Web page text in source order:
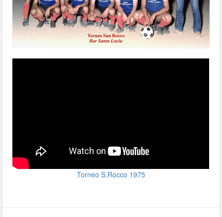
Torneo S.Rocco 1975